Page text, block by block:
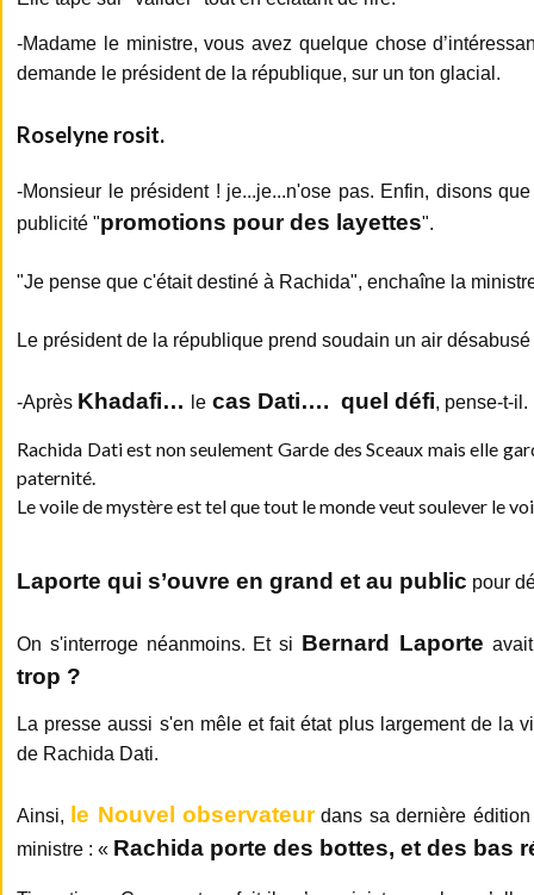
-Madame le ministre, vous avez quelque chose
demande le président de la république, sur un ton glacial.
Roselyne rosit.
-Monsieur le président ! je...je...n'ose pas. Enfin, disons
publicité "promotions pour des layettes".
"Je pense que c'était destiné à Rachida", enchaîne la
Le président de la république prend soudain un air
-Après Khadafi… le cas Dati…. quel défi, pense-t-il.
Rachida Dati est non seulement Garde des Sceaux mais elle
paternité.
Le voile de mystère est tel que tout le monde veut soulever le
Laporte qui s’ouvre en grand et au public pour
On s'interroge néanmoins. Et si Bernard Laporte
trop ?
La presse aussi s'en mêle et fait état plus largement de la
de Rachida Dati.
Ainsi, le Nouvel observateurdans sa dernière édition
ministre : « Rachida porte des bottes, et des bas